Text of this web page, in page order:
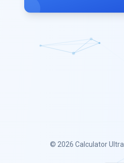
© 2026 Calculator Ultra